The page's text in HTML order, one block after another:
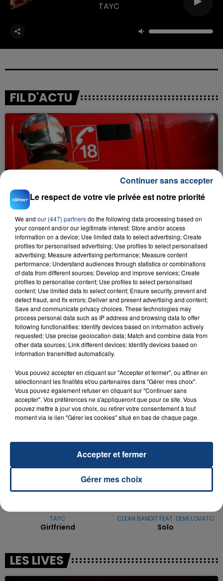
TAYC
FIL D'ACTU
23 juillet 2026
INCENDIE MORTEL À LENS : UNE FEMME ET
SON BÉBÉ ENTRE LA VIE ET LA...
Un homme s'est immolé par le feu après avoir
aspergé sa compagne et leur bébé de trois mois
d'un liquide inflammable.
20 juillet 2026
UNE ADOLESCENTE DEVANT SE FAIRE
OPÉRER DE LA CHEVILLE RESSORT DE LA...
La famille a porté plainte contre la clinique qui a
excuses.
TITRES DIFFUSÉS
14h05
14h05
TAYC
Girlfriend
14h02
14h02
CLEAN BANDIT FEAT. DEMI LOVATO
Solo
LES LIVES
Le respect de votre vie privée est notre priorité
We and our (447) partnersdo the following data processing based on
your consent and/or our legitimate interest: Store and/or access
information on a device; Use limited data to select advertising; Create
profiles for personalised advertising; Use profiles to select personalised
advertising; Measure advertising performance; Measure content
performance; Understand audiences through statistics or combinations
of data from different sources; Develop and improve services; Create
profiles to personalise content; Use profiles to select personalised
content; Use limited data to select content; Ensure security, prevent and
detect fraud, and fix errors; Deliver and present advertising and content;
Save and communicate privacy choices. These technologies may
process personal data such as IP address and browsing data to offer
following functionalities: Identify devices based on information actively
requested; Use precise geolocation data; Match and combine data from
other data sources; Link different devices; Identify devices based on
information transmitted automatically.
Vous pouvez accepter en cliquant sur "Accepter et fermer", ou affiner en
sélectionnant les finalités et/ou partenaires dans "Gérer mes choix".
Vous pouvez également refuser en cliquant sur "Continuer sans
accepter". Vos préférences ne s'appliqueront que pour ce site. Vous
pouvez mettre à jour vos choix, ou retirer votre consentement à tout
moment via le lien "Gérer les cookies" situé en bas de chaque page.
Gérer mes choix
Accepter et fermer
Continuer sans accepter